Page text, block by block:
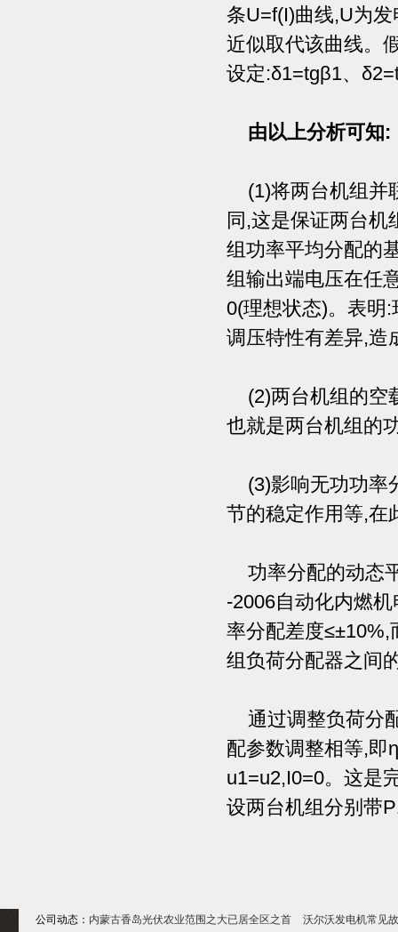
条U=f(I)曲线,U为
近似取代该曲线。
设定:δ1=tgβ1、
由以上分析可知:
(1)将两台机组并
同,这是保证两台机
组功率平均分配的
组输出端电压在任
0(理想状态)。表明
调压特性有差异,造
(2)两台机组的空
也就是两台机组的
(3)影响无功功率
节的稳定作用等,在
功率分配的动态
-2006自动化内燃
率分配差度
组负荷分配器之间
通过调整负荷分
配参数调整相等,即
u1=u2,I0=0。这是
设两台机组分别带
公司动态： 内蒙古香岛光伏农业范围之大已居全区之首 沃尔沃发电机常见